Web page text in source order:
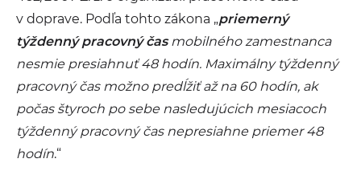
v doprave. Podľa tohto zákona „priemerný
týždenný pracovný časmobilného zamestnanca
nesmie presiahnuť 48 hodín. Maximálny týždenný
pracovný čas možno predĺžiť až na 60 hodín, ak
počas štyroch po sebe nasledujúcich mesiacoch
týždenný pracovný čas nepresiahne priemer 48
hodín.“